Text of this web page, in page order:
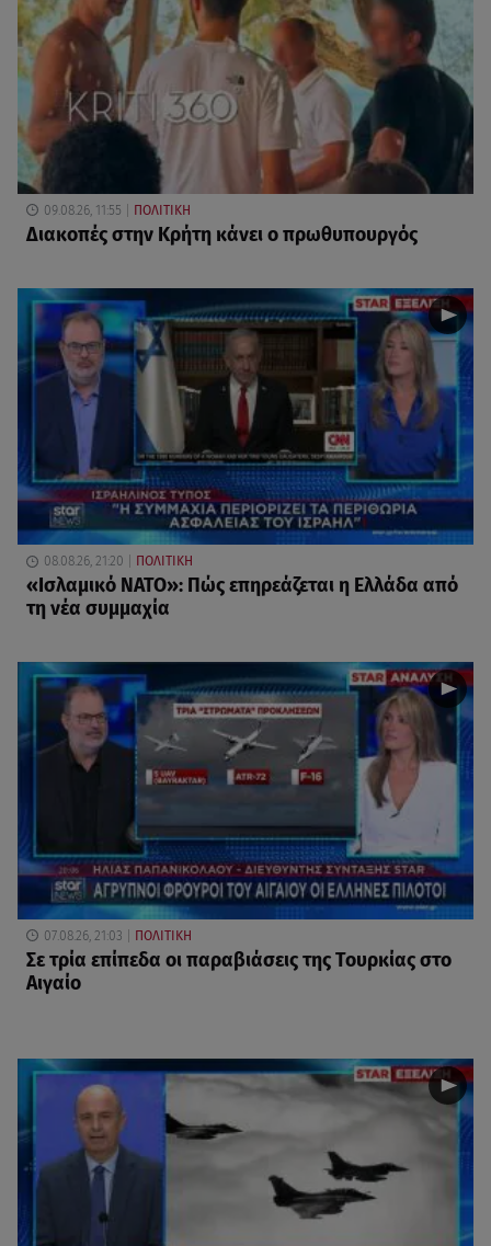
09.08.26, 11:55 ΠΟΛΙΤΙΚΗ
Διακοπές στην Κρήτη κάνει ο πρωθυπουργός
08.08.26, 21:20 ΠΟΛΙΤΙΚΗ
«Ισλαμικό ΝΑΤΟ»: Πώς επηρεάζεται η Ελλάδα από
τη νέα συμμαχία
07.08.26, 21:03 ΠΟΛΙΤΙΚΗ
Σε τρία επίπεδα οι παραβιάσεις της Τουρκίας στο
Αιγαίο